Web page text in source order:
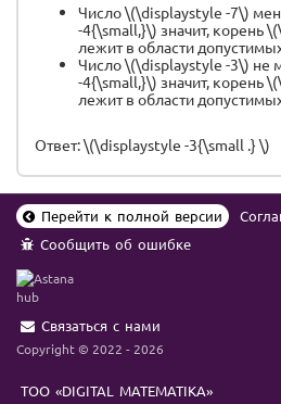
Число \(\displaystyle -7\)
-4{\small,}\) значит, корень
лежит в области
Число \(\displaystyle -3\) не
-4{\small,}\) значит, корень
лежит в области
Ответ: \(\displaystyle -3{\small .} \)
Перейти к полной версии
Сообщить об ошибке
Связаться с нами
Copyright © 2022 - 2026
ТОО «DIGITAL MATEMATIKA»